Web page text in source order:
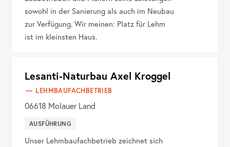
sowohl in der Sanierung als auch im Neubau
zur Verfügung. Wir meinen: Platz für Lehm
ist im kleinsten Haus.
Lesanti-Naturbau Axel Kroggel
LEHMBAUFACHBETRIEB
06618 Molauer Land
AUSFÜHRUNG
Unser Lehmbaufachbetrieb zeichnet sich